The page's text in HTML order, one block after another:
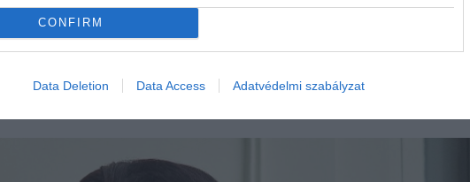
CONFIRM
Data Deletion Data Access Adatvédelmi szabályzat
követelik, közel annyit, mint más halálokok
a magasabb koleszterinszint és a cukorbetegség is
életmód, illetve a genetika is fontos hajlamosító tényező a